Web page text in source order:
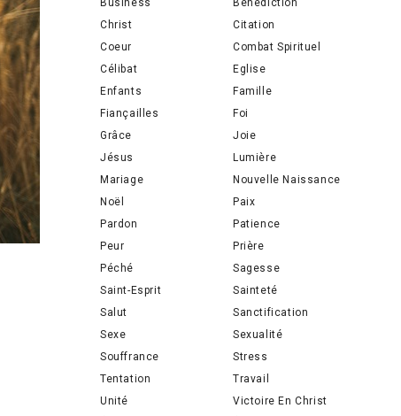
Business
Bénédiction
Christ
Citation
Coeur
Combat Spirituel
Célibat
Eglise
Enfants
Famille
Fiançailles
Foi
Grâce
Joie
Jésus
Lumière
Mariage
Nouvelle Naissance
Noël
Paix
Pardon
Patience
Peur
Prière
Péché
Sagesse
Saint-Esprit
Sainteté
Salut
Sanctification
Sexe
Sexualité
Souffrance
Stress
Tentation
Travail
Unité
Victoire En Christ